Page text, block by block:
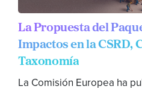
La Propuesta del
Impactos en la CSRD,
Taxonomía
La Comisión Europea ha